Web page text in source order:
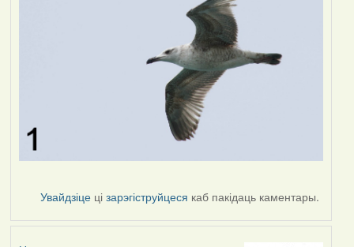
Увайдзіце цізарэгіструйцеся каб пакідаць каментары.